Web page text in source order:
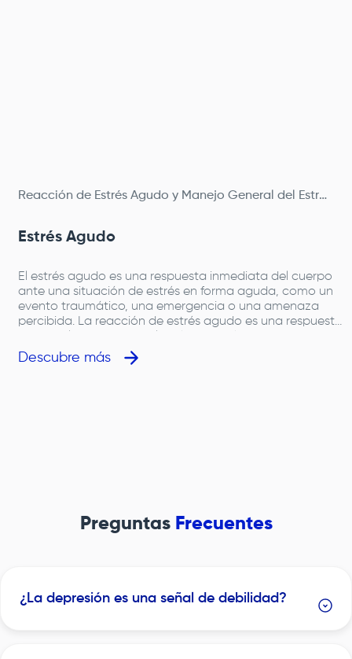
Reacción de Estrés Agudo y Manejo General del Estrés
Estrés Agudo
El estrés agudo es una respuesta inmediata del cuerpo
ante una situación de estrés en forma aguda, como un
evento traumático, una emergencia o una amenaza
percibida. La reacción de estrés agudo es una respuesta
emocionales y conductuales. Por otro lado, el manejo
general del estrés abarca estrategias cotidianas para
violencia urbana. En Colombia, se estima que alrededor
del 5 % de la población ha vivido un episodio de estrés
responsabilidades familiares y las relaciones personales
son fuentes comunes. Estudios en Colombia indican que
Descubre más
Preguntas Frecuentes
¿La depresión es una señal de debilidad?